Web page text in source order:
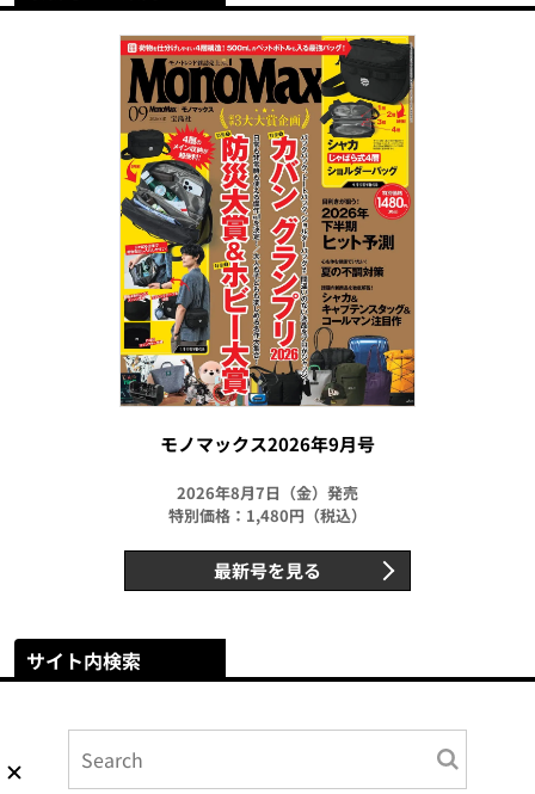
モノマックス2026年9月号
2026年8月7日（金）発売
特別価格：1,480円（税込）
最新号を見る
サイト内検索